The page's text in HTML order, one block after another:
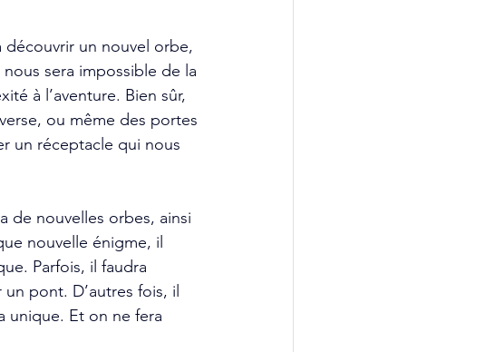
découvrir un nouvel orbe,
sera impossible de la
à l’aventure. Bien sûr,
ou même des portes
un réceptacle qui nous
de nouvelles orbes, ainsi
nouvelle énigme, il
Parfois, il faudra
pont. D’autres fois, il
unique. Et on ne fera